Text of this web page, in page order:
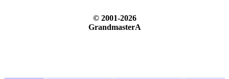
© 2001-2026
GrandmasterA